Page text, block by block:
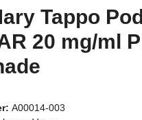
Tappo
20 mg/ml
A00014-003